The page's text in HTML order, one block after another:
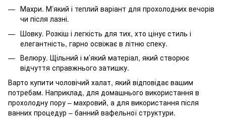
Махри. М’який і теплий варіант для прохолодних вечорів
чи після лазні.
Шовку. Розкіш і легкість для тих, хто цінує стиль і
елегантність, гарно освіжає в літню спеку.
Велюру. Щільний і м’який матеріал, який створює
відчуття справжнього затишку.
Варто купити чоловічий халат, який відповідає вашим
потребам. Наприклад, для домашнього використання в
прохолодну пору – махровий, а для використання після
ванних процедур – банний вафельної структури.